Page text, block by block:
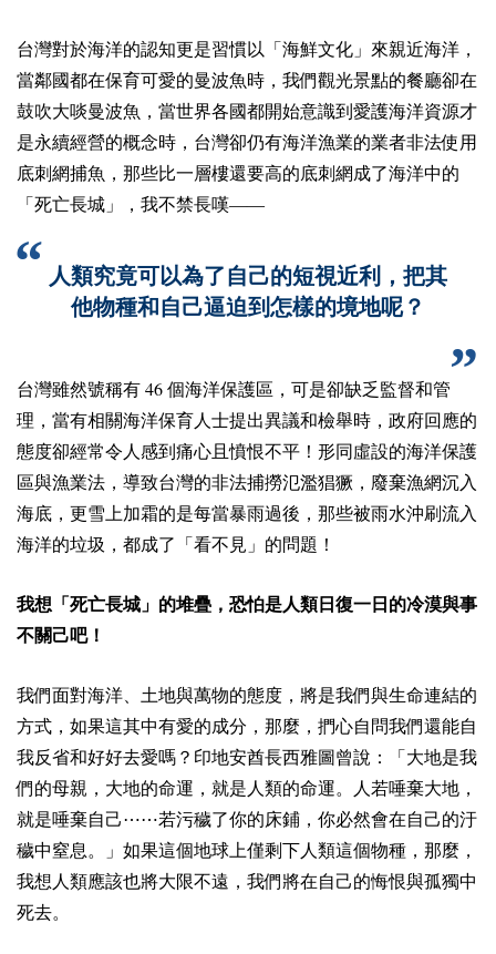
台灣對於海洋的認知更是習慣以「海鮮文化」來親近海洋，
當鄰國都在保育可愛的曼波魚時，我們觀光景點的餐廳卻在
鼓吹大啖曼波魚，當世界各國都開始意識到愛護海洋資源才
是永續經營的概念時，台灣卻仍有海洋漁業的業者非法使用
底刺網捕魚，那些比一層樓還要高的底刺網成了海洋中的
「死亡長城」，我不禁長嘆——
人類究竟可以為了自己的短視近利，把其
他物種和自己逼迫到怎樣的境地呢？
台灣雖然號稱有 46 個海洋保護區，可是卻缺乏監督和管
理，當有相關海洋保育人士提出異議和檢舉時，政府回應的
態度卻經常令人感到痛心且憤恨不平！形同虛設的海洋保護
區與漁業法，導致台灣的非法捕撈氾濫猖獗，廢棄漁網沉入
海底，更雪上加霜的是每當暴雨過後，那些被雨水沖刷流入
海洋的垃圾，都成了「看不見」的問題！
我想「死亡長城」的堆疊，恐怕是人類日復一日的冷漠與事
不關己吧！
我們面對海洋、土地與萬物的態度，將是我們與生命連結的
方式，如果這其中有愛的成分，那麼，捫心自問我們還能自
我反省和好好去愛嗎？印地安酋長西雅圖曾說：「大地是我
們的母親，大地的命運，就是人類的命運。人若唾棄大地，
就是唾棄自己⋯⋯若污穢了你的床鋪，你必然會在自己的汙
穢中窒息。」如果這個地球上僅剩下人類這個物種，那麼，
我想人類應該也將大限不遠，我們將在自己的悔恨與孤獨中
死去。